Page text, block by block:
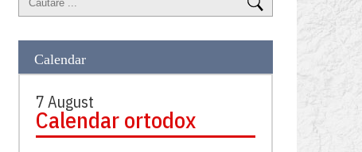
Calendar
7 August
Calendar ortodox